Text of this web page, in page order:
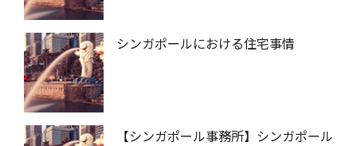
シンガポールにおける住宅事情
【シンガポール事務所】シンガポール